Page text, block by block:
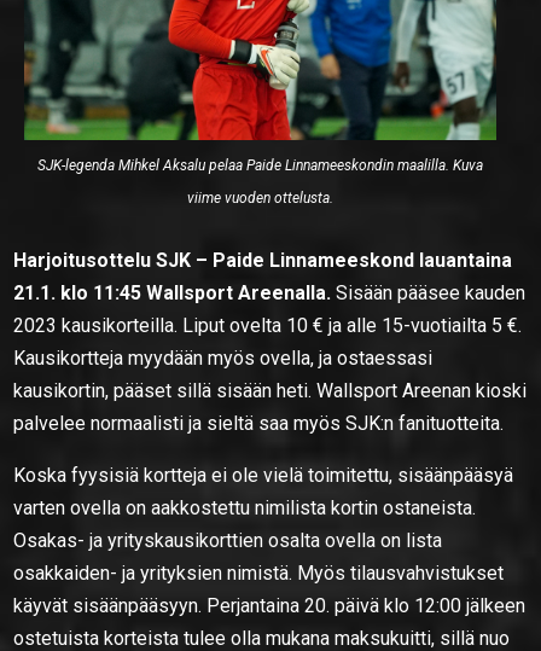
SJK-legenda Mihkel Aksalu pelaa Paide Linnameeskondin maalilla. Kuva
viime vuoden ottelusta.
Harjoitusottelu SJK – Paide Linnameeskond lauantaina
21.1. klo 11:45 Wallsport Areenalla. Sisään pääsee kauden
2023 kausikorteilla. Liput ovelta 10 € ja alle 15-vuotiailta 5 €.
Kausikortteja myydään myös ovella, ja ostaessasi
kausikortin, pääset sillä sisään heti. Wallsport Areenan kioski
palvelee normaalisti ja sieltä saa myös SJK:n fanituotteita.
Koska fyysisiä kortteja ei ole vielä toimitettu, sisäänpääsyä
varten ovella on aakkostettu nimilista kortin ostaneista.
Osakas- ja yrityskausikorttien osalta ovella on lista
osakkaiden- ja yrityksien nimistä. Myös tilausvahvistukset
käyvät sisäänpääsyyn. Perjantaina 20. päivä klo 12:00 jälkeen
ostetuista korteista tulee olla mukana maksukuitti, sillä nuo